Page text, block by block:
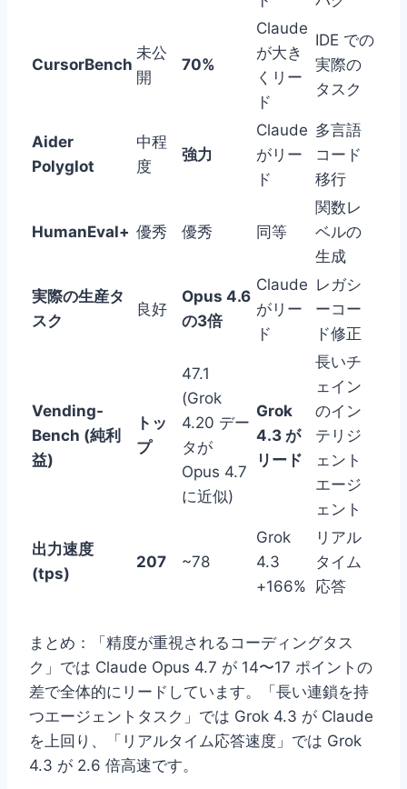
CursorBench
未公
開
70%
Claude
が大き
くリー
ド
IDE での
実際の
タスク
Aider
Polyglot
中程
度
強力
Claude
がリー
ド
多言語
コード
移行
HumanEval+ 優秀 優秀 同等
関数レ
ベルの
生成
実際の生産タ
スク
良好
Opus 4.6
の3倍
Claude
がリー
ド
レガシ
ーコー
ド修正
Vending-
Bench (純利
益)
トッ
プ
47.1
(Grok
4.20 デー
タが
Opus 4.7
に近似)
Grok
4.3 が
リード
長いチ
ェイン
のイン
テリジ
ェント
エージ
ェント
出力速度
(tps)
207 ~78
Grok
4.3
+166%
リアル
タイム
応答
まとめ：「精度が重視されるコーディングタス
ク」では Claude Opus 4.7 が 14〜17 ポイントの
差で全体的にリードしています。「長い連鎖を持
つエージェントタスク」では Grok 4.3 が Claude
を上回り、「リアルタイム応答速度」では Grok
4.3 が 2.6 倍高速です。